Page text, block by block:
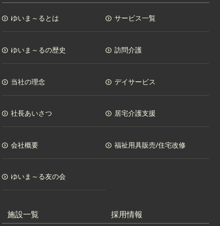
ゆいま～るとは
ゆいま～るの歴史
当社の理念
社長あいさつ
会社概要
ゆいま～る友の会
サービス一覧
訪問介護
デイサービス
居宅介護支援
福祉用具販売/住宅改修
施設一覧 採用情報